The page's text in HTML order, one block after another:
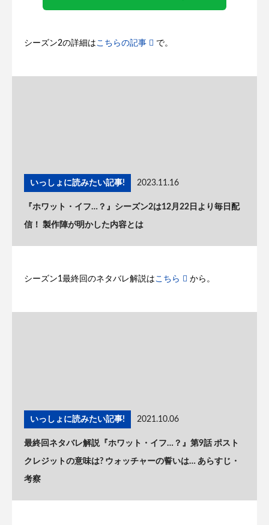
シーズン2の詳細は こちらの記事 で。
いっしょに読みたい記事! 2023.11.16
『ホワット・イフ…？』シーズン2は12月22日より毎日配
信！ 製作陣が明かした内容とは
シーズン1最終回のネタバレ解説はこちら から。
いっしょに読みたい記事! 2021.10.06
最終回ネタバレ解説『ホワット・イフ…？』第9話 ポスト
クレジットの意味は? ウォッチャーの誓いは… あらすじ・
考察